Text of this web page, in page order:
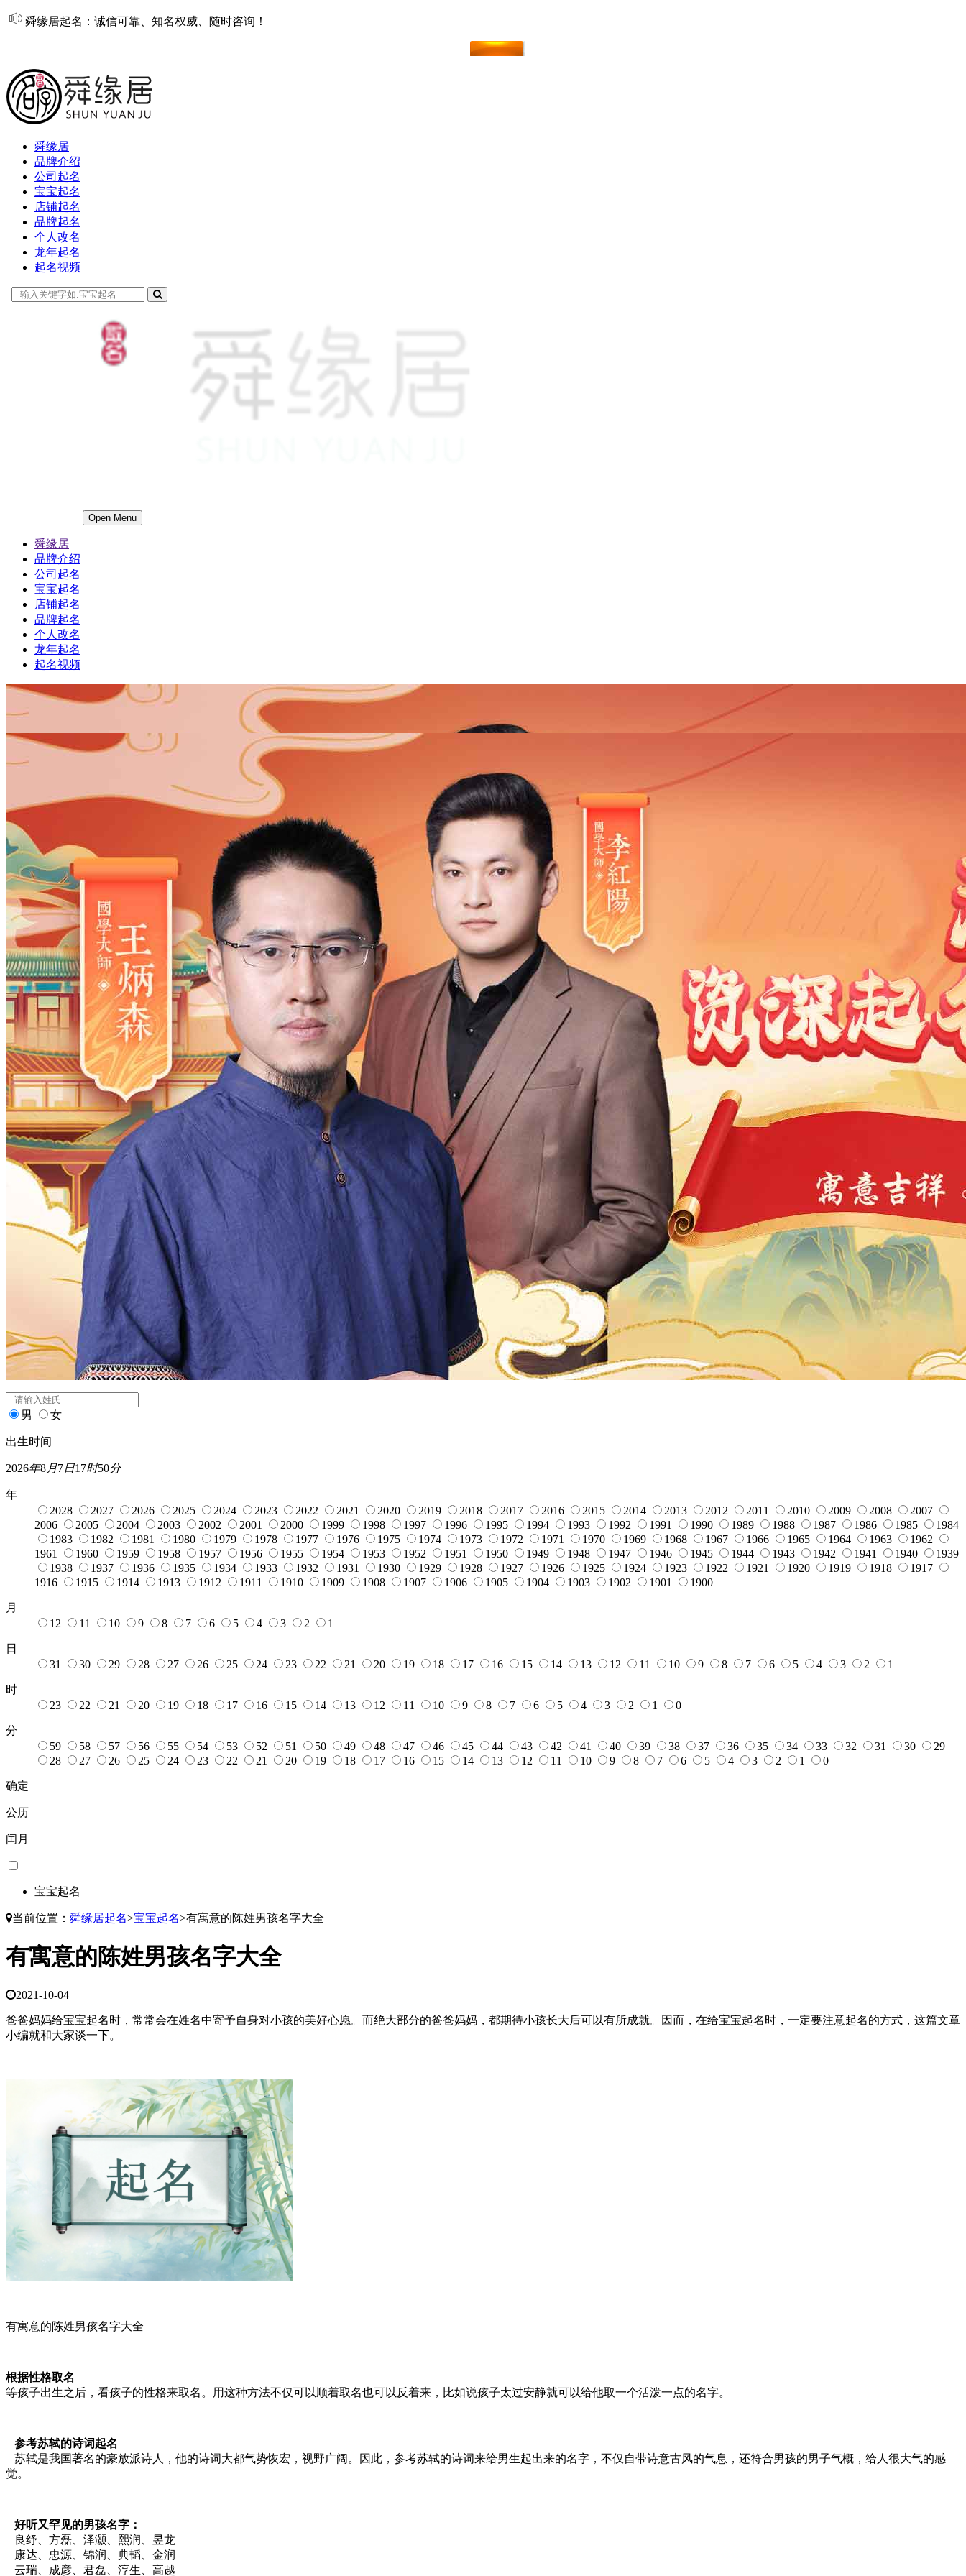
舜缘居起名：诚信可靠、知名权威、随时咨询！
舜缘居
品牌介绍
公司起名
宝宝起名
店铺起名
品牌起名
个人改名
龙年起名
起名视频
Open Menu
舜缘居
品牌介绍
公司起名
宝宝起名
店铺起名
品牌起名
个人改名
龙年起名
起名视频
男
男 女
出生时间
2026年 日17 时50分
年
2028
2027 2026 2025 2024 2023 2022 2021 2020 2019 2018 2017 2016 2012
2007
2006
2005 2004 2003 2002 1998 1997 1996 1995 1994 1993 1992 1990 1989 1988 1987 1986 1985
1984
1983
1982 1981 1980 1979 1977 1975 1974 1973 1972 1971 1969 1968 1967 1966 1965 1964 1963
1962
1961
1960 1959 1958 1957 1955 1954 1953 1952 1951 1950 1948 1947 1946 1945 1944 1943 1942 1941 1940
1939
1938
1937 1936 1935 1934 1933 1932 1931 1929 1928 1927 1926 1924 1923 1922 1921 1920 1919 1918
1917
1915 1914 1913 1911 1910 1909 1908 1907 1906 1905 1902 1901 1900
月
12
11 10 9 8 7 6 4 3 2 1
日
31
30 29 28 27 26 25 24 23 19 18 17 9 7 6 5 4 1
时
23
22 21 20 19 18 17 16 14 13 11 8
59
58 56 52 51 50 49 48 45 40 39 38 37 33 32 31 30
29
28
27 25 24 22 21 14 9 8 6 2 1 0
宝宝起名
*
男 女
出生时间
2026年8月7日17时50分
年
2028
2027 2026 2025 2024 2023 2022 2021 2020 2019 2018 2017 2016 2015 2014 2013 2012 2011 2010 2009 2008
2007
2006
2005 2004 2003 2002 2001 2000 1999 1998 1997 1996 1995 1994 1993 1992 1991 1990 1989 1988 1987 1986 1985
1984
1983
1982 1981 1980 1979 1978 1977 1976 1975 1974 1973 1972 1971 1970 1969 1968 1967 1966 1965 1964 1963
1962
1961
1960 1959 1958 1957 1956 1955 1954 1953 1952 1951 1950 1949 1948 1947 1946 1945 1944 1943 1942 1941 1940
1939
1938
1937 1936 1935 1934 1933 1932 1931 1930 1929 1928 1927 1926 1925 1924 1923 1922 1921 1920 1919 1918
1917
1916
1915 1914 1913 1912 1911 1910 1909 1908 1907 1906 1905 1904 1903 1902 1901 1900
月
12
11 10 9 8 7 6 5 4 3 2 1
日
31
30 29 28 27 26 25 24 23 22 21 20 19 18 17 16 15 14 13 12 11 10 9 8 7 6 5 4 3 2 1
时
23
22 21 20 19 18 17 16 15 14 13 12 11 10 9 8 7 6 5 4 3 2 1 0
分
59
58 57 56 55 54 53 52 51 50 49 48 47 46 45 44 43 42 41 40 39 38 37 36 35 34 33 32 31 30
29
28
27 26 25 24 23 22 21 20 19 18 17 16 15 14 13 12 11 10 9 8 7 6 5 4 3 2 1 0
确定
公历
闰月
宝宝起名
当前位置： 舜缘居起名>宝宝起名>有寓意的陈姓男孩名字大全
有寓意的陈姓男孩名字大全
2021-10-04
爸爸妈妈给宝宝起名时，常常会在姓名中寄予自身对小孩的美好心愿。而绝大部分的爸爸妈妈，都期待小孩长大后可以有所成就。因而，在给宝宝起名时，一定要注意起名的方式，这篇文章
小编就和大家谈一下。
有寓意的陈姓男孩名字大全
根据性格取名
等孩子出生之后，看孩子的性格来取名。用这种方法不仅可以顺着取名也可以反着来，比如说孩子太过安静就可以给他取一个活泼一点的名字。
参考苏轼的诗词起名
苏轼是我国著名的豪放派诗人，他的诗词大都气势恢宏，视野广阔。因此，参考苏轼的诗词来给男生起出来的名字，不仅自带诗意古风的气息，还符合男孩的男子气概，给人很大气的感
觉。
好听又罕见的男孩名字：
良纾、方磊、泽灏、熙润、昱龙
康达、忠源、锦润、典韬、金润
云瑞、成彦、君磊、淳生、高越